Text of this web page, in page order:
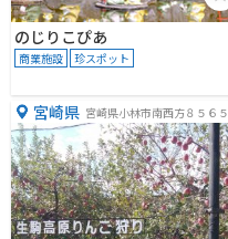
のじりこぴあ
商業施設 珍スポット
宮崎県 宮崎県小林市南西方８５６５
−３９